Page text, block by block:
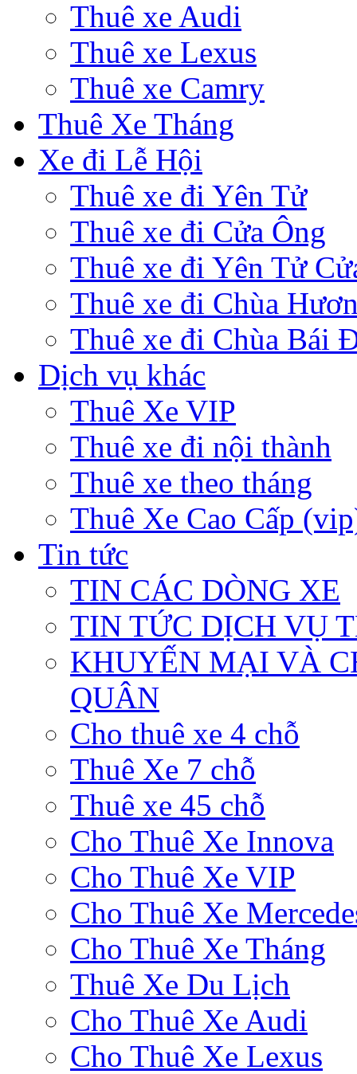
Thuê xe Audi
Thuê xe Lexus
Thuê xe Camry
Thuê Xe Tháng
Xe đi Lễ Hội
Thuê xe đi Yên Tử
Thuê xe đi Cửa Ông
Thuê xe đi Yên Tử
Thuê xe đi Chùa
Thuê xe đi Chùa Bái
Dịch vụ khác
Thuê Xe VIP
Thuê xe đi nội thành
Thuê xe theo tháng
Thuê Xe Cao Cấp
Tin tức
TIN CÁC DÒNG XE
TIN TỨC DỊCH VỤ
KHUYẾN MẠI VÀ
QUÂN
Cho thuê xe 4 chỗ
Thuê Xe 7 chỗ
Thuê xe 45 chỗ
Cho Thuê Xe Innova
Cho Thuê Xe VIP
Cho Thuê Xe
Cho Thuê Xe Tháng
Thuê Xe Du Lịch
Cho Thuê Xe Audi
Cho Thuê Xe Lexus